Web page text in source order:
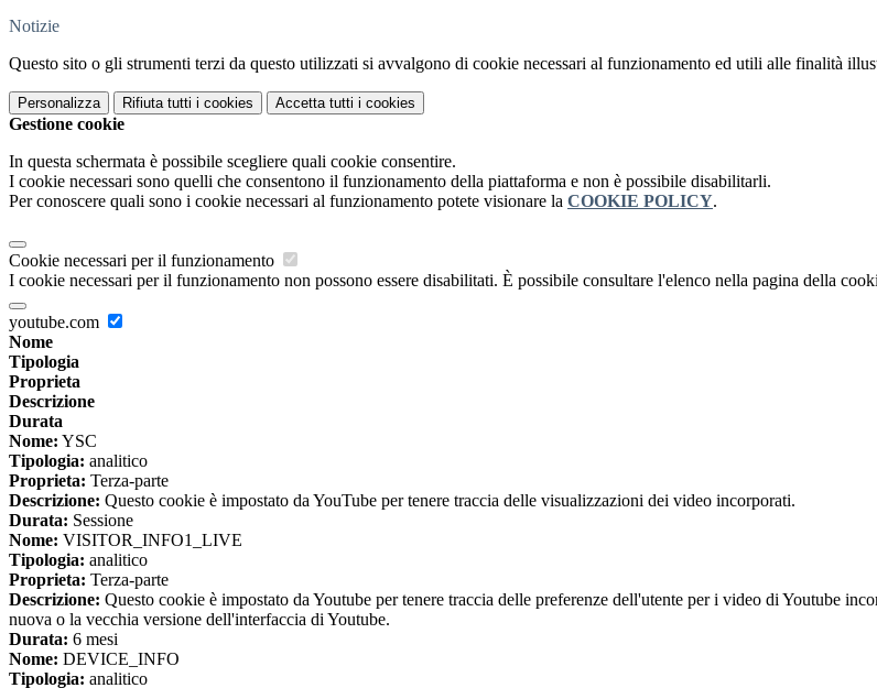
Notizie
Questo sito o gli strumenti terzi da questo utilizzati si avvalgono di cookie necessari al funzionamento ed utili alle finalità
Personalizza Rifiuta tutti i cookies Accetta tutti i cookies
Gestione cookie
In questa schermata è possibile scegliere quali cookie consentire.
I cookie necessari sono quelli che consentono il funzionamento della piattaforma e non è possibile disabilitarli.
Per conoscere quali sono i cookie necessari al funzionamento potete visionare la COOKIE POLICY.
Cookie necessari per il funzionamento
I cookie necessari per il funzionamento non possono essere disabilitati. È possibile consultare l'elenco nella pagina della
youtube.com
Nome
Tipologia
Proprieta
Descrizione
Durata
Nome: YSC
Tipologia: analitico
Proprieta: Terza-parte
Descrizione: Questo cookie è impostato da YouTube per tenere traccia delle visualizzazioni dei video incorporati.
Durata: Sessione
Nome: VISITOR_INFO1_LIVE
Tipologia: analitico
Proprieta: Terza-parte
Descrizione: Questo cookie è impostato da Youtube per tenere traccia delle preferenze dell'utente per i video di Youtube
nuova o la vecchia versione dell'interfaccia di Youtube.
Durata: 6 mesi
Nome: DEVICE_INFO
Tipologia: analitico